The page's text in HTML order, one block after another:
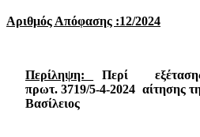
Αριθμός Απόφασης :12/2024
Περίληψη: Περί
πρωτ. 3719/5-4-2024 αίτησης
Βασίλειος